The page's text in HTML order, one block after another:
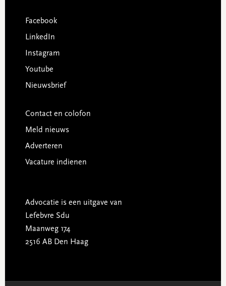
Facebook
LinkedIn
Instagram
Youtube
Nieuwsbrief
Contact en colofon
Meld nieuws
Adverteren
Vacature indienen
Advocatie is een uitgave van
Lefebvre Sdu
Maanweg 174
2516 AB Den Haag